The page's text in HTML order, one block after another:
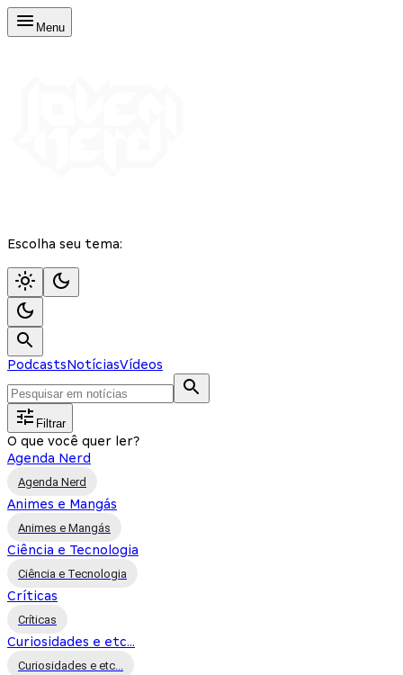
Menu
Escolha seu tema:
PodcastsNotíciasVídeos
Filtrar
O que você quer ler?
Agenda Nerd
Agenda Nerd
Animes e Mangás
Animes e Mangás
Ciência e Tecnologia
Ciência e Tecnologia
Críticas
Críticas
Curiosidades e etc...
Curiosidades e etc...